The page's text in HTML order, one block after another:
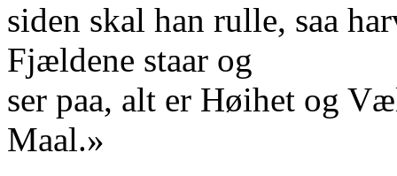
siden skal han rulle, saa
Fjældene staar og
ser paa, alt er Høihet og
Maal.»